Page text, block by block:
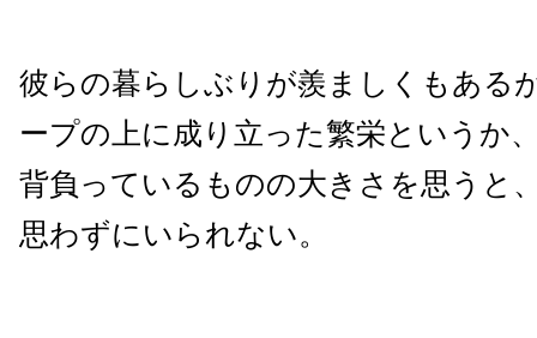
彼らの暮らしぶりが羨ましくもある
ープの上に成り立った繁栄というか
背負っているものの大きさを思うと
思わずにいられない。